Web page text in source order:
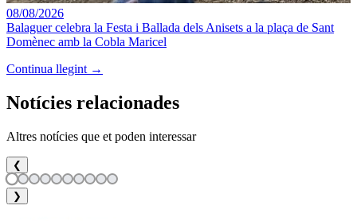
08/08/2026
Balaguer celebra la Festa i Ballada dels Anisets a la plaça de Sant
Domènec amb la Cobla Maricel
Continua llegint →
Notícies relacionades
Altres notícies que et poden interessar
❮
❯